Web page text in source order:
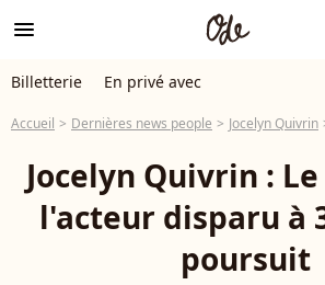
menu
Billetterie En privé avec
Accueil Dernières news people Jocelyn Quivrin
Jocelyn Quivrin :
l'acteur disparu à
poursuit